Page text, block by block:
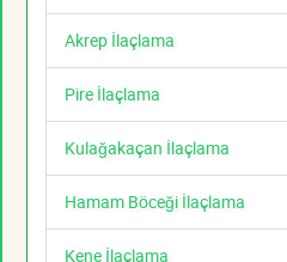
Akrep İlaçlama
Pire İlaçlama
Kulağakaçan İlaçlama
Hamam Böceği İlaçlama
Kene İlaçlama